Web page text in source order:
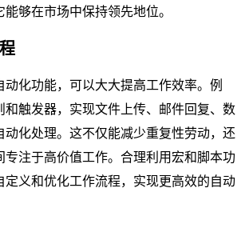
够在市场中保持领先地位。
动化功能，可以大大提高工作效率。例
和触发器，实现文件上传、邮件回复、数
动化处理。这不仅能减少重复性劳动，还
专注于高价值工作。合理利用宏和脚本功
定义和优化工作流程，实现更高效的自动